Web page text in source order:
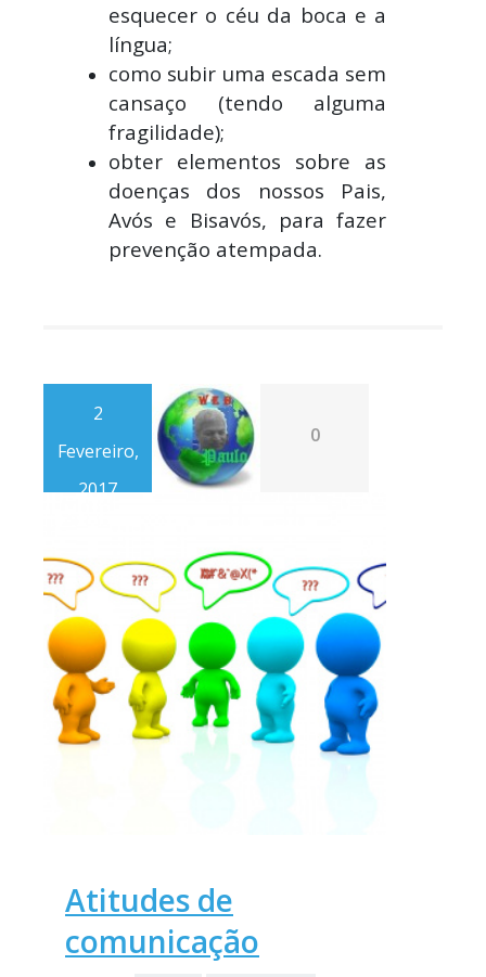
esquecer o céu da boca e a
língua;
como subir uma escada sem
cansaço (tendo alguma
fragilidade);
obter elementos sobre as
doenças dos nossos Pais,
Avós e Bisavós, para fazer
prevenção atempada.
2
Fevereiro,
2017
0
Atitudes de
comunicação